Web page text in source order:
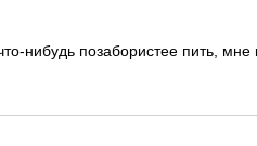
нибудь позабористее пить, мне